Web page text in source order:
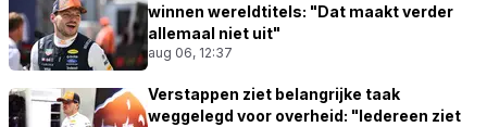
winnen wereldtitels: "Dat maakt verder
allemaal niet uit"
aug 06, 12:37
Verstappen ziet belangrijke taak
weggelegd voor overheid: "Iedereen ziet